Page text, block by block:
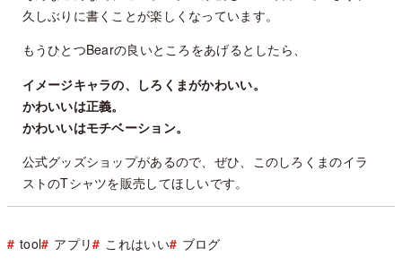
久しぶりに書くことが楽しくなっています。
もうひとつBearの良いところをあげるとしたら、
イメージキャラの、しろくまがかわいい。
かわいいは正義。
かわいいはモチベーション。
公式グッズショップがあるので、ぜひ、このしろくまのイラ
ストのTシャツを販売してほしいです。
tool アプリ これはいい ブログ